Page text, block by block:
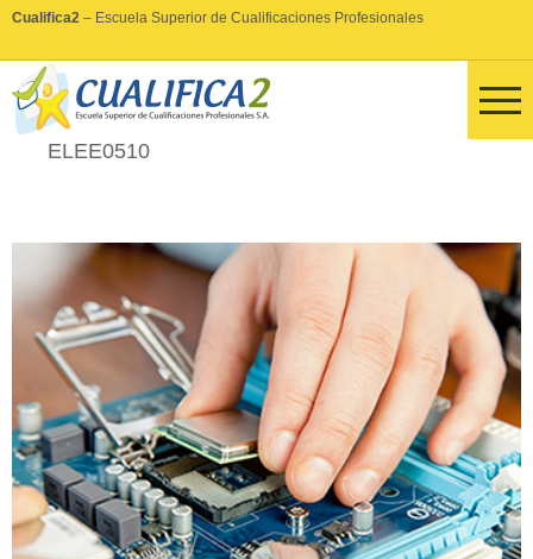
Cualifica2 – Escuela Superior de Cualificaciones Profesionales
ELEE0510